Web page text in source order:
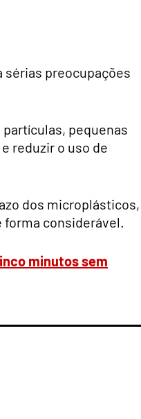
preocupações
pequenas
reduzir o uso de
dos microplásticos,
considerável.
minutos sem